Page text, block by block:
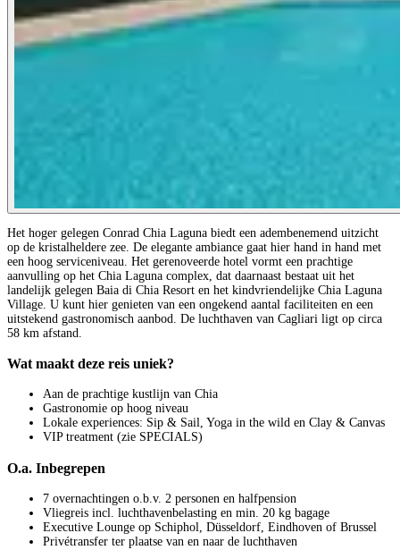
Het hoger gelegen Conrad Chia Laguna biedt een adembenemend uitzicht
op de kristalheldere zee. De elegante ambiance gaat hier hand in hand met
een hoog serviceniveau. Het gerenoveerde hotel vormt een prachtige
aanvulling op het Chia Laguna complex, dat daarnaast bestaat uit het
landelijk gelegen Baia di Chia Resort en het kindvriendelijke Chia Laguna
Village. U kunt hier genieten van een ongekend aantal faciliteiten en een
uitstekend gastronomisch aanbod. De luchthaven van Cagliari ligt op circa
58 km afstand.
Wat maakt deze reis uniek?
Aan de prachtige kustlijn van Chia
Gastronomie op hoog niveau
Lokale experiences: Sip & Sail, Yoga in the wild en Clay & Canvas
VIP treatment (zie SPECIALS)
O.a. Inbegrepen
7 overnachtingen o.b.v. 2 personen en halfpension
Vliegreis incl. luchthavenbelasting en min. 20 kg bagage
Executive Lounge op Schiphol, Düsseldorf, Eindhoven of Brussel
Privétransfer ter plaatse van en naar de luchthaven